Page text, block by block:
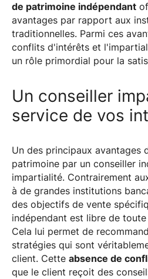
de patrimoine indépendant
avantages par rapport aux
traditionnelles. Parmi ces
conflits d'intérêts et
un rôle primordial pour la
Un conseiller
service de vos
Un des principaux avantages
patrimoine par un conseiller
impartialité. Contrairement
à de grandes institutions
des objectifs de vente
indépendant est libre de
Cela lui permet de
stratégies qui sont
client. Cette absence de
que le client reçoit des